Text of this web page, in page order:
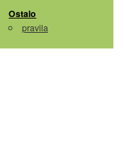
Ostalo
pravila